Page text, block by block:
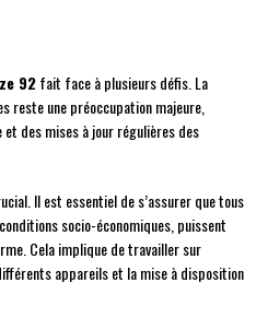
92fait face à plusieurs défis. La
reste une préoccupation majeure,
des mises à jour régulières des
Il est essentiel de s’assurer que tous
socio-économiques, puissent
Cela implique de travailler sur
appareils et la mise à disposition